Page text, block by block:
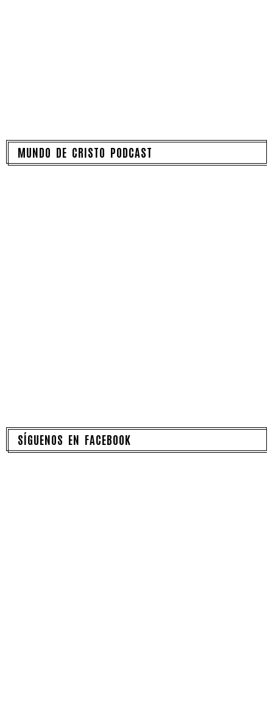
MUNDO DE CRISTO PODCAST
SÍGUENOS EN FACEBOOK